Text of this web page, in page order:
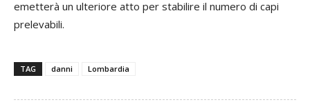
emetterà un ulteriore atto per stabilire il numero di capi
prelevabili.
TAG danni Lombardia